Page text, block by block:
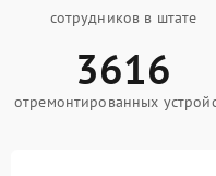
сотрудников в штате
3616
отремонтированных